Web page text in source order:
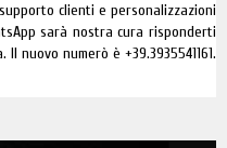
clienti e personalizzazioni
sarà nostra cura risponderti
nuovo numerò è +39.3935541161.